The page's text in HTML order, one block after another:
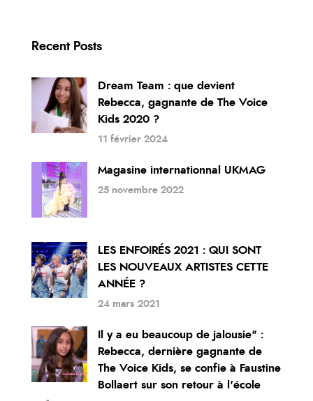
Recent Posts
Dream Team : que devient
Rebecca, gagnante de The Voice
Kids 2020 ?
11 février 2024
Magasine internationnal UKMAG
25 novembre 2022
LES ENFOIRÉS 2021 : QUI SONT
LES NOUVEAUX ARTISTES CETTE
ANNÉE ?
24 mars 2021
Il y a eu beaucoup de jalousie" :
Rebecca, dernière gagnante de
The Voice Kids, se confie à Faustine
Bollaert sur son retour à l'école